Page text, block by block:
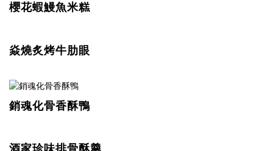
櫻花蝦鰻魚米糕
焱燒炙烤牛肋眼
銷魂化骨香酥鴨